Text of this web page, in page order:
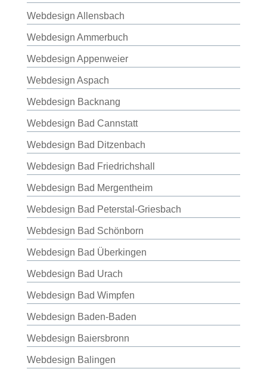
Webdesign Allensbach
Webdesign Ammerbuch
Webdesign Appenweier
Webdesign Aspach
Webdesign Backnang
Webdesign Bad Cannstatt
Webdesign Bad Ditzenbach
Webdesign Bad Friedrichshall
Webdesign Bad Mergentheim
Webdesign Bad Peterstal-Griesbach
Webdesign Bad Schönborn
Webdesign Bad Überkingen
Webdesign Bad Urach
Webdesign Bad Wimpfen
Webdesign Baden-Baden
Webdesign Baiersbronn
Webdesign Balingen